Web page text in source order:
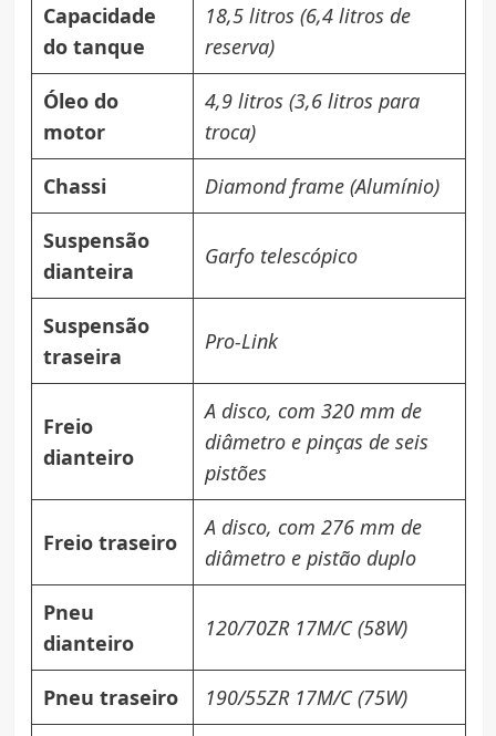
Capacidade
do tanque
18,5 litros(6,4 litros de
reserva)
Óleo do
motor
4,9 litros(3,6 litros para
troca)
Chassi Diamond frame (Alumínio)
Suspensão
dianteira
Garfo telescópico
Suspensão
traseira
Pro-Link
Freio
dianteiro
A disco, com 320 mm de
diâmetro e pinças de seis
pistões
Freio traseiro
A disco, com 276 mm de
diâmetro e pistão duplo
Pneu
dianteiro
120/70ZR 17M/C (58W)
Pneu traseiro 190/55ZR 17M/C (75W)